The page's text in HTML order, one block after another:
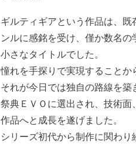
ギルティギアという作品は、既
ンルに感銘を受け、僅か数名の
小さなタイトルでした。
憧れを手探りで実現することか
それが今日では独自の路線を
祭典ＥＶＯに選出され、技術面
作品へと成長を遂げました。
シリーズ初代から制作に関わ